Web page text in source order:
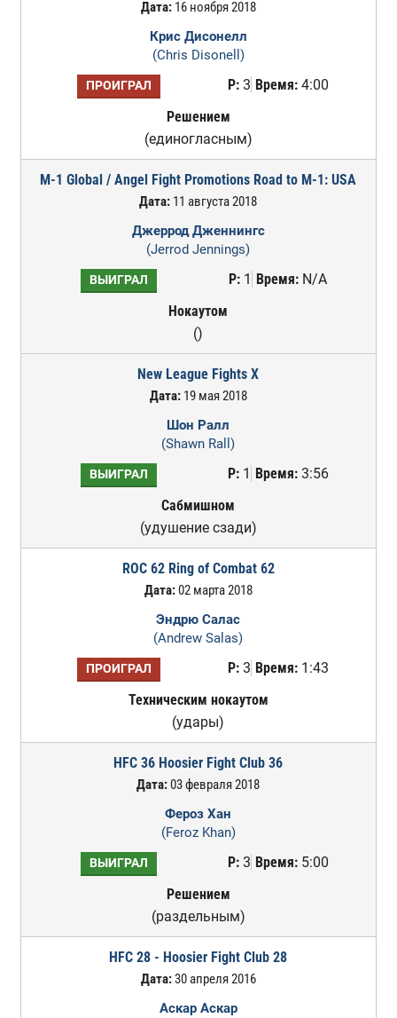
Дата:16 ноября 2018
Крис Дисонелл
(Chris Disonell)
ПРОИГРАЛ Р:3 Время:4:00
Решением
(единогласным)
M-1 Global / Angel Fight Promotions Road to M-1: USA
Дата: 11 августа 2018
Джеррод Дженнингс
(Jerrod Jennings)
ВЫИГРАЛ Р: 1 Время: N/A
Нокаутом
()
New League Fights X
Дата:19 мая 2018
Шон Ралл
(Shawn Rall)
ВЫИГРАЛ Р:1 Время:3:56
Сабмишном
(удушение сзади)
ROC 62 Ring of Combat 62
Дата:02 марта 2018
Эндрю Салас
(Andrew Salas)
ПРОИГРАЛ Р:3 Время:1:43
Техническим нокаутом
(удары)
HFC 36 Hoosier Fight Club 36
Дата:03 февраля 2018
Фероз Хан
(Feroz Khan)
ВЫИГРАЛ Р:3 Время:5:00
Решением
(раздельным)
HFC 28 - Hoosier Fight Club 28
Дата:30 апреля 2016
Аскар Аскар